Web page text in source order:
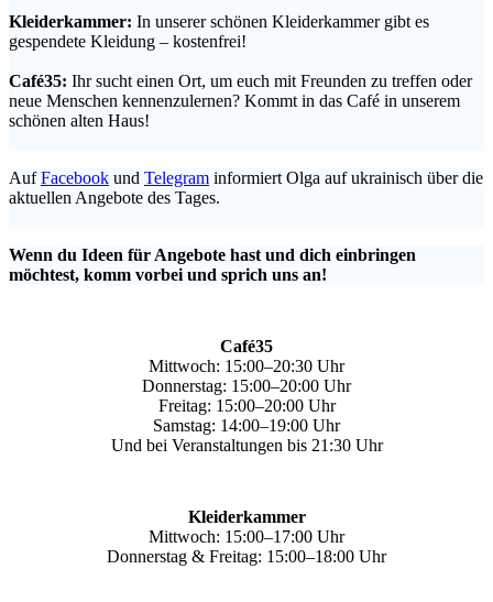
Kleiderkammer: In unserer schönen Kleiderkammer gibt es
gespendete Kleidung – kostenfrei!
Café35: Ihr sucht einen Ort, um euch mit Freunden zu treffen oder
neue Menschen kennenzulernen? Kommt in das Café in unserem
schönen alten Haus!
AufFacebook und Telegram informiert Olga auf ukrainisch über die
aktuellen Angebote des Tages.
Wenn du Ideen für Angebote hast und dich einbringen
möchtest, komm vorbei und sprich uns an!
Café35
Mittwoch: 15:00–20:30 Uhr
Donnerstag: 15:00–20:00 Uhr
Freitag: 15:00–20:00 Uhr
Samstag: 14:00–19:00 Uhr
Und bei Veranstaltungen bis 21:30 Uhr
Kleiderkammer
Mittwoch: 15:00–17:00 Uhr
Donnerstag & Freitag: 15:00–18:00 Uhr